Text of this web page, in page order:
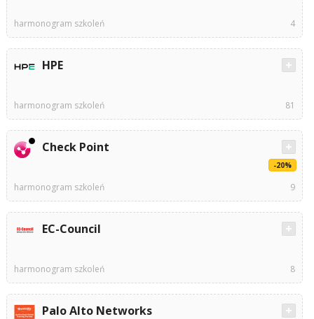
harmonogram szkoleń 4
HPE
harmonogram szkoleń 81
Check Point
-20%
harmonogram szkoleń 9
EC-Council
harmonogram szkoleń 8
Palo Alto Networks